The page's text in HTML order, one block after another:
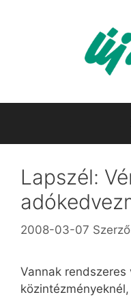
Lapszél:
2008-03-07
Vannak rendszeres